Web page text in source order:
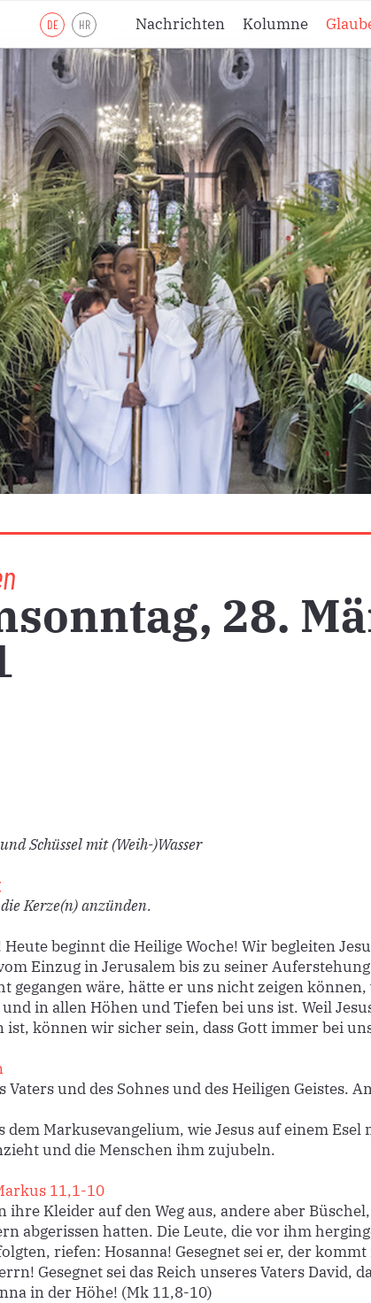
DE HR Nachrichten Kolumne
Lesejahr A
Lesejahr B
Lesejahr C
Andachten
Meditationen
28.
Schüssel mit (Weih-)Wasser
Kerze(n) anzünden.
beginnt die Heilige Woche! Wir begleiten
Einzug in Jerusalem bis zu seiner
gegangen wäre, hätte er uns nicht zeigen können,
in allen Höhen und Tiefen bei uns ist. Weil
ist, können wir sicher sein, dass Gott immer bei
Vaters und des Sohnes und des Heiligen Geistes.
dem Markusevangelium, wie Jesus auf einem Esel
und die Menschen ihm zujubeln.
11,1-10
ihre Kleider auf den Weg aus, andere aber
abgerissen hatten. Die Leute, die vor ihm
riefen: Hosanna! Gesegnet sei er, der kommt
Gesegnet sei das Reich unseres Vaters David,
in der Höhe! (Mk 11,8-10)